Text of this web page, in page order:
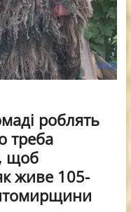
роблять
треба
щоб
живе 105-